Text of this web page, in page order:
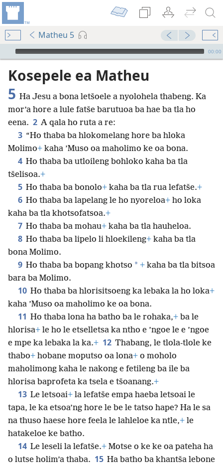
Matheu 5
Audio Player
00:00
Kosepele ea Matheu
5 Ha Jesu a bona letšoele a nyolohela thabeng. Ka
mor’a hore a lule fatše barutuoa ba hae ba tla ho
eena. 2 A qala ho ruta a re:
3 “Ho thaba ba hlokomelang hore ba hloka
Molimo+ kaha ’Muso oa maholimo ke oa bona.
4 Ho thaba ba utloileng bohloko kaha ba tla
tšelisoa.+
5 Ho thaba ba bonolo+ kaha ba tla rua lefatše.+
6 Ho thaba ba lapelang le ho nyoreloa+ ho loka
kaha ba tla khotsofatsoa.+
7 Ho thaba ba mohau+ kaha ba tla hauheloa.
8 Ho thaba ba lipelo li hloekileng+ kaha ba tla
bona Molimo.
9 Ho thaba ba bopang khotso * + kaha ba tla bitsoa
bara ba Molimo.
10 Ho thaba ba hlorisitsoeng ka lebaka la ho loka+
kaha ’Muso oa maholimo ke oa bona.
11 Ho thaba lona ha batho ba le rohaka,+ ba le
hlorisa+ le ho le etselletsa ka ntho e ’ngoe le e ’ngoe
e mpe ka lebaka la ka.+ 12 Thabang, le tlola-tlole ke
thabo+ hobane moputso oa lona+ o moholo
maholimong kaha le nakong e fetileng ba ile ba
hlorisa baprofeta ka tsela e tšoanang.+
13 Le letsoai+ la lefatše empa haeba letsoai le
tapa, le ka etsoa’ng hore le be le tatso hape? Ha le sa
na thuso haese hore feela le lahleloe ka ntle,+ le
hatakeloe ke batho.
14 Le leseli la lefatše.+ Motse o ke ke oa pateha ha
o lutse holim’a thaba. 15 Ha batho ba khantša lebone